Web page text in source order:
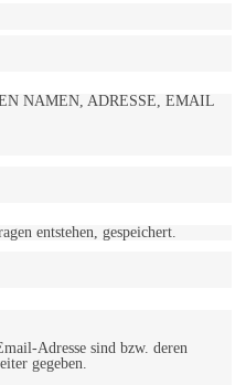
NAMEN, ADRESSE, EMAIL
entstehen, gespeichert.
Adresse sind bzw. deren
gegeben.